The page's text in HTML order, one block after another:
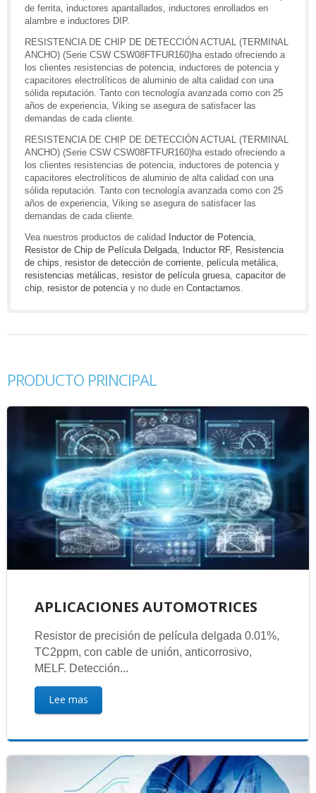
de ferrita, inductores apantallados, inductores enrollados en
alambre e inductores DIP.
RESISTENCIA DE CHIP DE DETECCIÓN ACTUAL (TERMINAL
ANCHO) (Serie CSW CSW08FTFUR160)ha estado ofreciendo a
los clientes resistencias de potencia, inductores de potencia y
capacitores electrolíticos de aluminio de alta calidad con una
sólida reputación. Tanto con tecnología avanzada como con 25
años de experiencia, Viking se asegura de satisfacer las
demandas de cada cliente.
RESISTENCIA DE CHIP DE DETECCIÓN ACTUAL (TERMINAL
ANCHO) (Serie CSW CSW08FTFUR160)ha estado ofreciendo a
los clientes resistencias de potencia, inductores de potencia y
capacitores electrolíticos de aluminio de alta calidad con una
sólida reputación. Tanto con tecnología avanzada como con 25
años de experiencia, Viking se asegura de satisfacer las
demandas de cada cliente.
Vea nuestros productos de calidad Inductor de Potencia
Resistor de Chip de Película Delgada Inductor RF, Resistencia
de chips resistor de detección de corriente película metálica
resistencias metálicas resistor de película gruesa capacitor de
chip resistor de potencia y no dude en Contactarnos
PRODUCTO PRINCIPAL
APLICACIONES AUTOMOTRICES
Resistor de precisión de película delgada 0.01%,
TC2ppm, con cable de unión, anticorrosivo,
MELF. Detección...
Lee mas